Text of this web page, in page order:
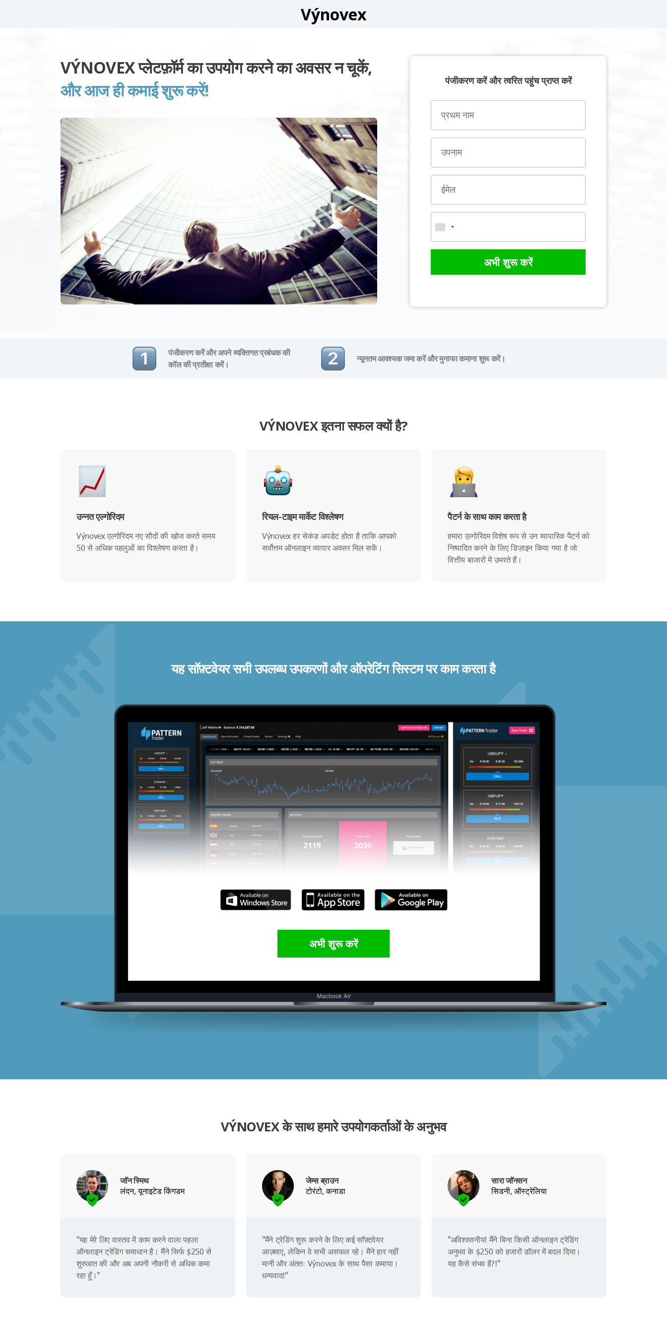
Výnovex
VÝNOVEX प्लेटफ़ॉर्म का उपयोग करने का अवसर न चूकें,
और आज ही कमाई शुरू करें!
पंजीकरण करें और त्वरित पहुंच प्राप्त करें
अभी शुरू करें
पंजीकरण करें और अपने व्यक्तिगत प्रबंधक की
कॉल की प्रतीक्षा करें।
न्यूनतम आवश्यक जमा करें और मुनाफा कमाना शुरू करें।
VÝNOVEX इतना सफल क्यों है?
उन्नत एल्गोरिदम
Výnovex एल्गोरिदम नए सौदों की खोज करते समय
50 से अधिक पहलुओं का विश्लेषण करता है।
रियल-टाइम मार्केट विश्लेषण
Výnovex हर सेकंड अपडेट होता है ताकि आपको
सर्वोत्तम ऑनलाइन व्यापार अवसर मिल सकें।
पैटर्न के साथ काम करता है
हमारा एल्गोरिदम विशेष रूप से उन व्यापारिक पैटर्न को
निष्पादित करने के लिए डिज़ाइन किया गया है जो
वित्तीय बाजारों में उभरते हैं।
यह सॉफ़्टवेयर सभी उपलब्ध उपकरणों और ऑपरेटिंग सिस्टम पर काम करता है
अभी शुरू करें
VÝNOVEX के साथ हमारे उपयोगकर्ताओं के अनुभव
जॉन स्मिथ
लंदन, यूनाइटेड किंगडम
"यह मेरे लिए वास्तव में काम करने वाला पहला
ऑनलाइन ट्रेडिंग समाधान है। मैंने सिर्फ $250 से
शुरुआत की और अब अपनी नौकरी से अधिक कमा
रहा हूँ।"
जेम्स ब्राउन
टोरंटो, कनाडा
"मैंने ट्रेडिंग शुरू करने के लिए कई सॉफ़्टवेयर
आज़माए, लेकिन वे सभी असफल रहे। मैंने हार नहीं
मानी और अंततः Výnovex के साथ पैसा कमाया।
धन्यवाद!"
सारा जॉनसन
सिडनी, ऑस्ट्रेलिया
"अविश्वसनीय! मैंने बिना किसी ऑनलाइन ट्रेडिंग
अनुभव के $250 को हजारों डॉलर में बदल दिया।
यह कैसे संभव है?!"